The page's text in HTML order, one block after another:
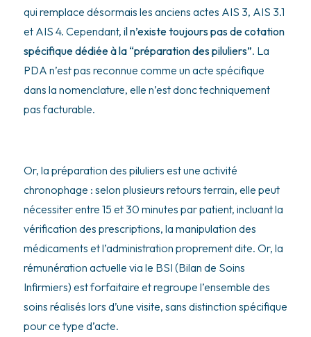
qui remplace désormais les anciens actes AIS 3, AIS 3.1
et AIS 4. Cependant, il n’existe toujours pas de cotation
spécifique dédiée à la “préparation des piluliers”. La
PDA n’est pas reconnue comme un acte spécifique
dans la nomenclature, elle n’est donc techniquement
pas facturable.
Or, la préparation des piluliers est une activité
chronophage : selon plusieurs retours terrain, elle peut
nécessiter entre 15 et 30 minutes par patient, incluant la
vérification des prescriptions, la manipulation des
médicaments et l’administration proprement dite. Or, la
rémunération actuelle via le BSI (Bilan de Soins
Infirmiers) est forfaitaire et regroupe l’ensemble des
soins réalisés lors d’une visite, sans distinction spécifique
pour ce type d’acte.